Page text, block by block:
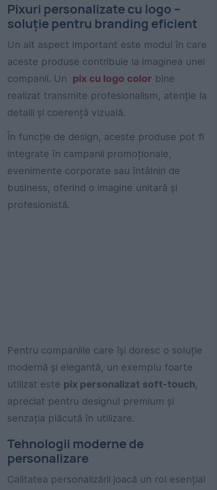
Pixuri personalizate cu logo –
soluție pentru branding eficient
Un alt aspect important este modul în care
aceste produse contribuie la imaginea unei
companii. Un pix cu logo color bine
realizat transmite profesionalism, atenție la
detalii și coerență vizuală.
În funcție de design, aceste produse pot fi
integrate în campanii promoționale,
evenimente corporate sau întâlniri de
business, oferind o imagine unitară și
profesionistă.
Pentru companiile care își doresc o soluție
modernă și elegantă, un exemplu foarte
utilizat este pix personalizat soft-touch,
apreciat pentru designul premium și
senzația plăcută în utilizare.
Tehnologii moderne de
personalizare
Calitatea personalizării joacă un rol esențial